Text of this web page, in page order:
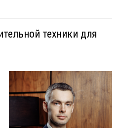
техники для